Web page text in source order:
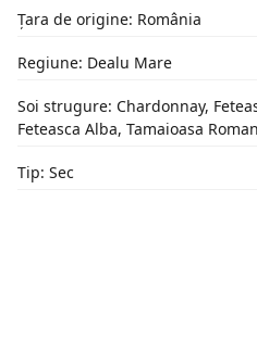
Țara de origine: România
Regiune: Dealu Mare
Soi strugure: Chardonnay,
Feteasca Alba, Tamaioasa
Tip: Sec